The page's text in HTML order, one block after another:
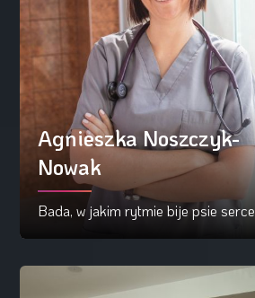
Agnieszka Noszczyk-
Nowak
Bada, w jakim rytmie bije psie serce
Czytaj więcej